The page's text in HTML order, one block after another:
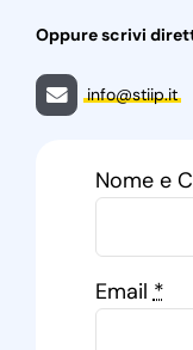
Oppure scrivi
info@stiip.it
Nome e
Email*